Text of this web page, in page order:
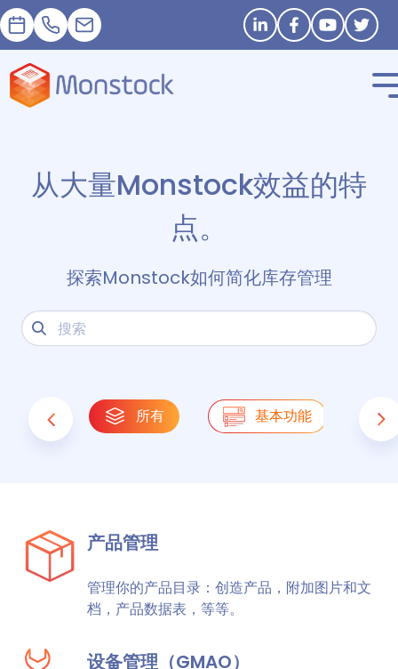
預約 +33 1 83 62 25 41
contact@monstock.net Stay in touch
从大量Monstock效益的特
点。
探索Monstock如何简化库存管理
所有 基本功能
产品管理
管理你的产品目录：创造产品，附加图片和文
档，产品数据表，等等。
设备管理（GMAO）